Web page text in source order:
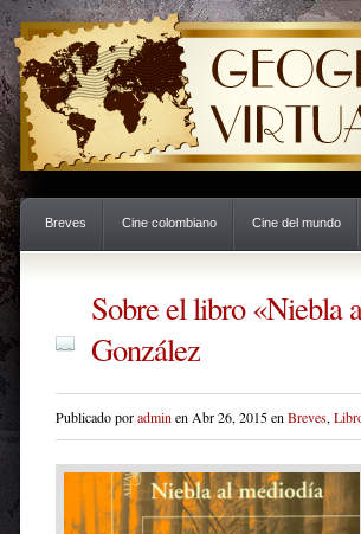
Breves Cine colombiano Cine del mundo
Sobre el libro «Niebla
González
Publicado poradmin en Abr 26, 2015 en Breves,